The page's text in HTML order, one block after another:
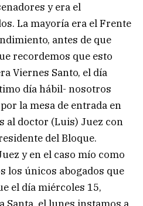
y era el
La mayoría era el Frente
antes de que
recordemos que esto
Viernes Santo, el día
día hábil- nosotros
la mesa de entrada en
al doctor (Luis) Juez con
del Bloque.
y en el caso mío como
los únicos abogados que
el día miércoles 15,